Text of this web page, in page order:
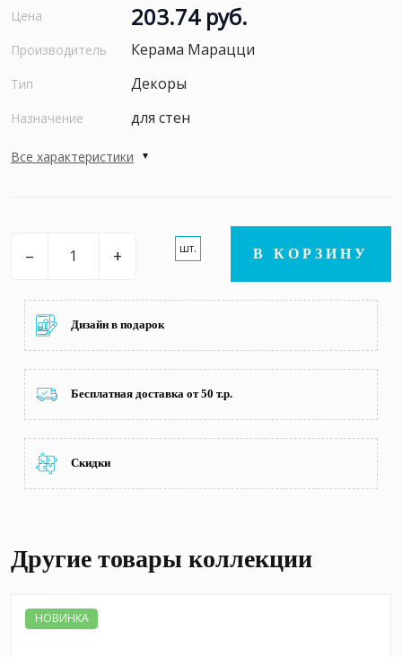
Цена 203.74 руб.
Производитель Керама Марацци
Тип Декоры
Назначение для стен
Все характеристики
– + шт. В КОРЗИНУ
Дизайн в подарок
Бесплатная доставка от 50 т.р.
Скидки
Другие товары коллекции
НОВИНКА